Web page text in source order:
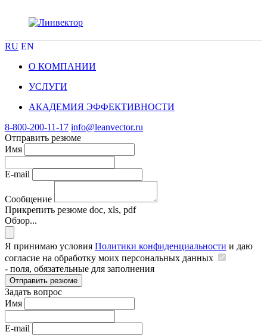
RU EN
О КОМПАНИИ
УСЛУГИ
АКАДЕМИЯ ЭФФЕКТИВНОСТИ
8-800-200-11-17 info@leanvector.ru
Отправить резюме
Имя
E-mail
Сообщение
Прикрепить резюме doc, xls, pdf
Обзор...
Я принимаю условия Политики конфиденциальности и даю
согласие на обработку моих персональных данных
- поля, обязательные для заполнения
Отправить резюме
Задать вопрос
Имя
E-mail